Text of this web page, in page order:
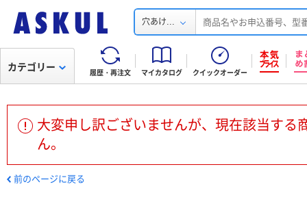
穴あけ...
履歴・再注文 マイカタログ クイックオーダー
カテゴリー
大変申し訳ございませんが、現在該当する
ん。
前のページに戻る